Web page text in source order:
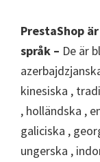
PrestaShop
språk – De är
kinesiska ,
, holländska ,
galiciska ,
ungerska ,